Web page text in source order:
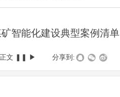
智能化建设典型案例清单
文 ▶ 分享到: